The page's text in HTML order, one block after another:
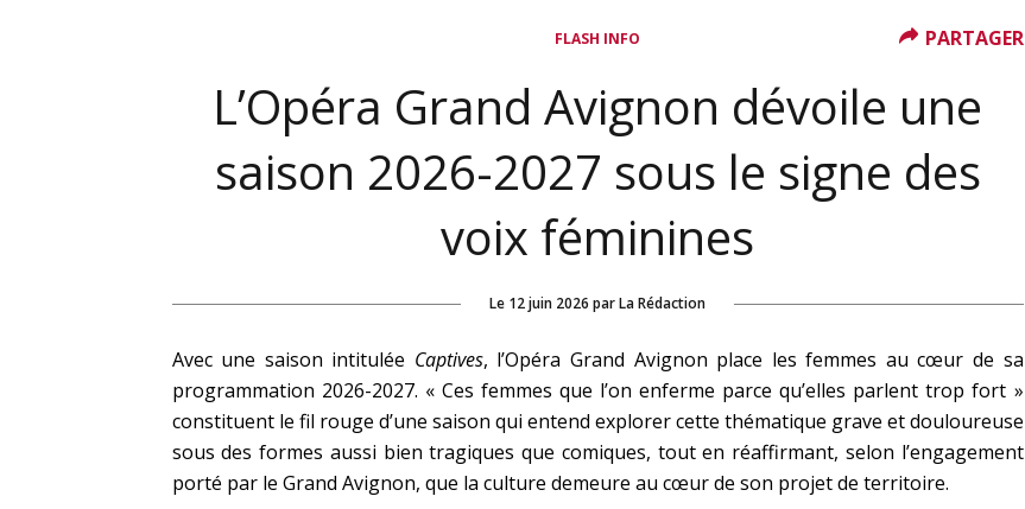
FLASH INFO
L’Opéra Grand Avignon dévoile une
saison 2026-2027 sous le signe des
voix féminines
Le 12 juin 2026 parLa Rédaction
Avec une saison intitulée Captives, l’Opéra Grand Avignon place les femmes au cœur de sa
programmation 2026-2027. « Ces femmes que l’on enferme parce qu’elles parlent trop fort »
constituent le fil rouge d’une saison qui entend explorer cette thématique grave et douloureuse
sous des formes aussi bien tragiques que comiques, tout en réaffirmant, selon l’engagement
porté par le Grand Avignon, que la culture demeure au cœur de son projet de territoire.
PARTAGER